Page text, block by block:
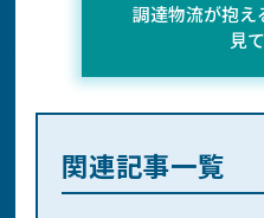
調達物流が抱え
見
関連記事一覧